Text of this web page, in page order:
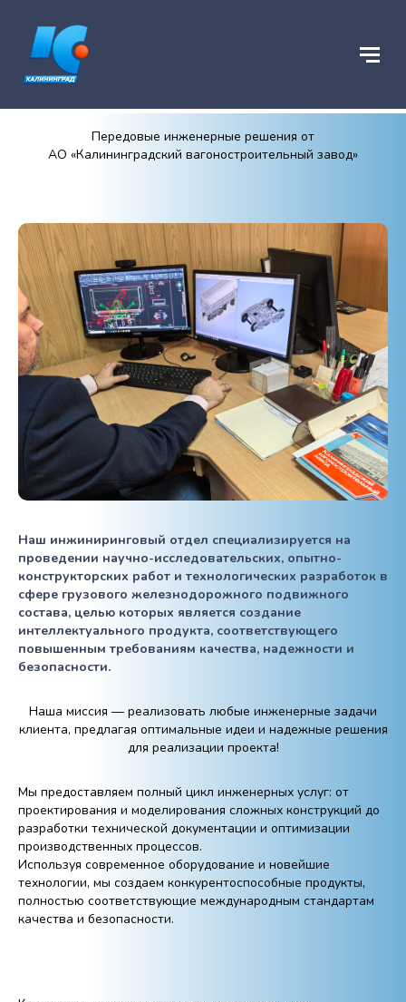
Передовые инженерные решения от
АО «Калининградский вагоностроительный завод»
Наш инжиниринговый отдел специализируется на
проведении научно-исследовательских, опытно-
конструкторских работ и технологических разработок в
сфере грузового железнодорожного подвижного
состава, целью которых является создание
интеллектуального продукта, соответствующего
повышенным требованиям качества, надежности и
безопасности.
Наша миссия — реализовать любые инженерные задачи
клиента, предлагая оптимальные идеи и надежные решения
для реализации проекта!
Мы предоставляем полный цикл инженерных услуг: от
проектирования и моделирования сложных конструкций до
разработки технической документации и оптимизации
производственных процессов.
Используя современное оборудование и новейшие
технологии, мы создаем конкурентоспособные продукты,
полностью соответствующие международным стандартам
качества и безопасности.